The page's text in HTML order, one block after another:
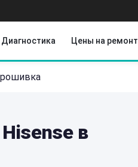
Диагностика Цены на ремонт
в